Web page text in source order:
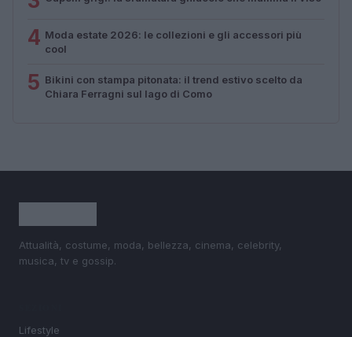
4 Moda estate 2026: le collezioni e gli accessori più
cool
5 Bikini con stampa pitonata: il trend estivo scelto da
Chiara Ferragni sul lago di Como
Attualità, costume, moda, bellezza, cinema, celebrity,
musica, tv e gossip.
Lifestyle